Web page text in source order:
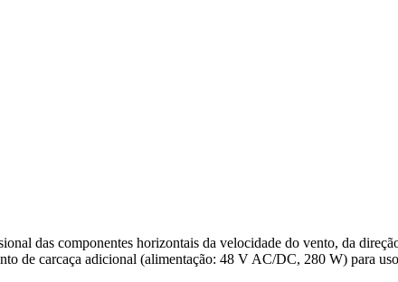
das componentes horizontais da velocidade do vento, da
de carcaça adicional (alimentação: 48 V AC/­DC, 280 W) para